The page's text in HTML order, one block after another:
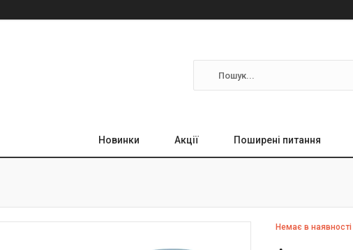
Новинки Акції Поширені питання
Немає в наявності